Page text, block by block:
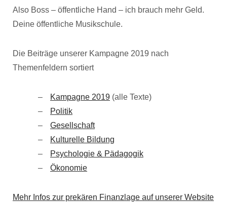
Also Boss – öffentliche Hand – ich brauch mehr Geld.
Deine öffentliche Musikschule.
Die Beiträge unserer Kampagne 2019 nach
Themenfeldern sortiert
Kampagne 2019 (alle Texte)
Politik
Gesellschaft
Kulturelle Bildung
Psychologie & Pädagogik
Ökonomie
Mehr Infos zur prekären Finanzlage auf unserer Website